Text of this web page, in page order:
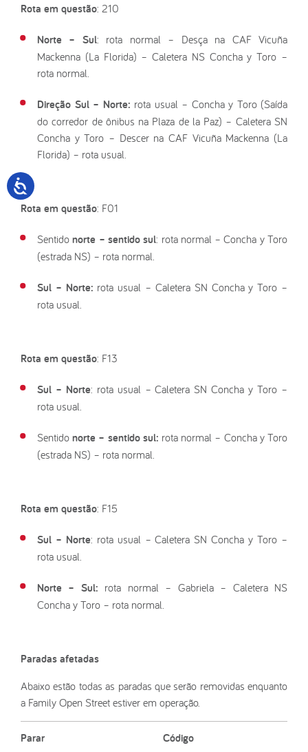
Rota em questão: 210
Norte – Sul: rota normal – Desça na CAF Vicuña
Mackenna (La Florida) – Caletera NS Concha y Toro –
rota normal.
Direção Sul – Norte: rota usual – Concha y Toro (Saída
do corredor de ônibus na Plaza de la Paz) – Caletera SN
Concha y Toro – Descer na CAF Vicuña Mackenna (La
Florida) – rota usual.
Rota em questão: F01
Sentidonorte – sentido sul: rota normal – Concha y Toro
(estrada NS) – rota normal.
Sul – Norte: rota usual – Caletera SN Concha y Toro –
rota usual.
Rota em questão: F13
Sul – Norte: rota usual – Caletera SN Concha y Toro –
rota usual.
Sentidonorte – sentido sul: rota normal – Concha y Toro
(estrada NS) – rota normal.
Rota em questão: F15
Sul – Norte: rota usual – Caletera SN Concha y Toro –
rota usual.
Norte – Sul: rota normal – Gabriela – Caletera NS
Concha y Toro – rota normal.
Paradas afetadas
Abaixo estão todas as paradas que serão removidas enquanto
a Family Open Street estiver em operação.
Parar Código